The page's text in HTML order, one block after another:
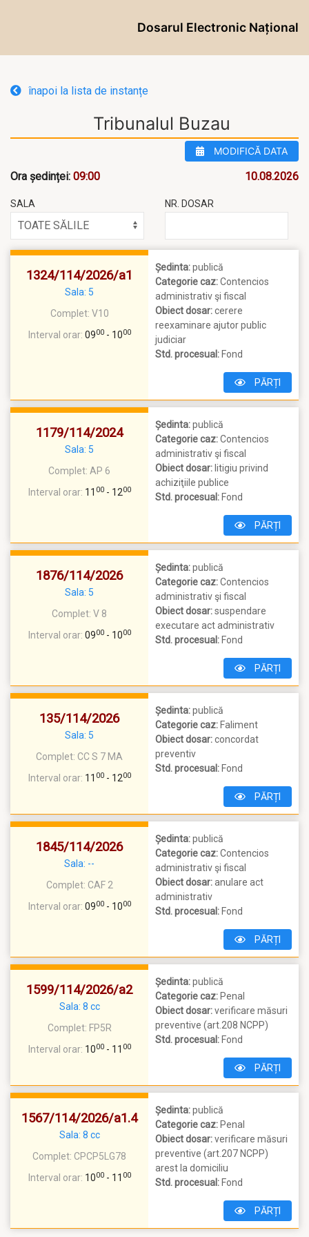
Dosarul Electronic Național
înapoi la lista de instanțe
Tribunalul Buzau
MODIFICĂ DATA
Ora ședinței: 09:00 10.08.2026
SALA NR. DOSAR
1324/114/2026/a1
Sala: 5
Complet: V10
Interval orar: 0900- 1000
Ședinta:publică
Categorie caz:Contencios
administrativ şi fiscal
Obiect dosar:cerere
reexaminare ajutor public
judiciar
Std. procesual: Fond
PĂRȚI
1179/114/2024
Sala: 5
Complet: AP 6
Interval orar: 11 00- 1200
Ședinta:publică
Categorie caz:Contencios
administrativ şi fiscal
Obiect dosar: litigiu privind
achiziţiile publice
Std. procesual: Fond
PĂRȚI
1876/114/2026
Sala: 5
Complet: V 8
Interval orar: 0900- 1000
Ședinta:publică
Categorie caz:Contencios
administrativ şi fiscal
Obiect dosar:suspendare
executare act administrativ
Std. procesual: Fond
PĂRȚI
135/114/2026
Sala: 5
Complet: CC S 7 MA
Interval orar: 11 00- 1200
Ședinta:publică
Categorie caz: Faliment
Obiect dosar:concordat
preventiv
Std. procesual: Fond
PĂRȚI
1845/114/2026
Sala: --
Complet: CAF 2
Interval orar: 0900- 1000
Ședinta:publică
Categorie caz:Contencios
administrativ şi fiscal
Obiect dosar:anulare act
administrativ
Std. procesual: Fond
PĂRȚI
1599/114/2026/a2
Sala: 8 cc
Complet: FP5R
Interval orar: 1000- 11 00
Ședinta:publică
Categorie caz: Penal
Obiect dosar:verificare măsuri
preventive (art.208 NCPP)
Std. procesual: Fond
PĂRȚI
1567/114/2026/a1.4
Sala: 8 cc
Complet: CPCP5LG78
Interval orar: 1000- 11 00
Ședinta:publică
Categorie caz: Penal
Obiect dosar:verificare măsuri
preventive (art.207 NCPP)
arest la domiciliu
Std. procesual: Fond
PĂRȚI